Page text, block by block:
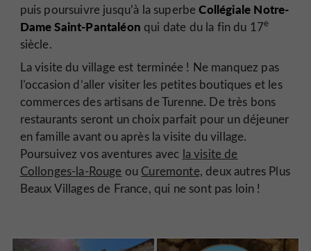
puis poursuivre jusqu’à la superbeCollégiale Notre-
Dame Saint-Pantaléon qui date du la fin du 17e
siècle.
La visite du village est terminée ! Ne manquez pas
l’occasion d’aller visiter les petites boutiques et les
commerces des artisans de Turenne. De très bons
restaurants seront un choix parfait pour un déjeuner
en famille avant ou après la visite du village.
Poursuivez vos aventures avec la visite de
Collonges-la-Rouge ou Curemonte, deux autres Plus
Beaux Villages de France, qui ne sont pas loin !